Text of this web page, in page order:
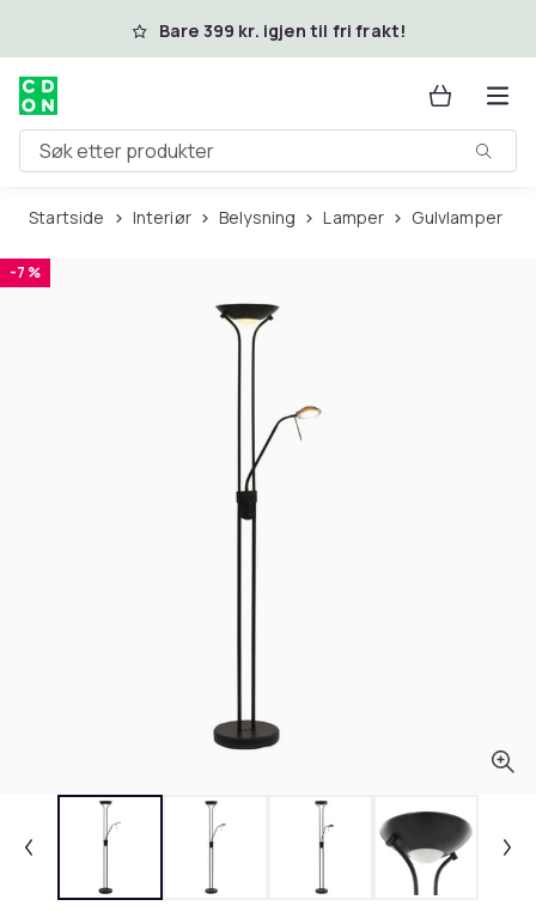
Hopp til hovedinnholdBare 399 kr. igjen til fri frakt!
Søk etter produkter
Startside Interiør Belysning Lamper Gulvlamper
-7 %